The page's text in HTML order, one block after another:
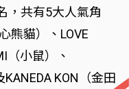
，共有5大人氣角
熊貓）、LOVE
（小鼠）、
KON（金田